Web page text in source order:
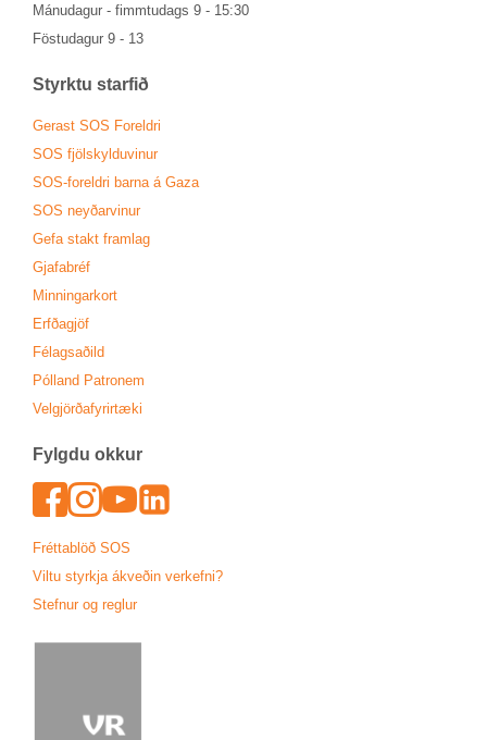
Mánu­dag­ur - fimmtu­dags 9 - 15:30
Föstu­dag­ur 9 - 13
Styrktu starf­ið
Ger­ast SOS For­eldri
SOS fjöl­skyldu­vin­ur
SOS-for­eldri barna á Gaza
SOS neyð­ar­vin­ur
Gefa stakt fram­lag
Gjafa­bréf
Minn­ing­ar­kort
Erfða­gjöf
Fé­lags­að­ild
Pól­land Patronem
Vel­gjörða­fyr­ir­tæki
Fylgdu okk­ur
Face­book
In­sta­gram
Youtu­be
Lin­ked­In
Frétta­blöð SOS
Viltu styrkja ákveð­in verk­efni?
Stefn­ur og regl­ur